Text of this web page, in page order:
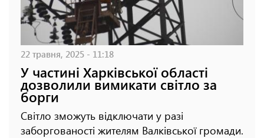
22 травня, 2025 - 11:18
У частині Харківської області
дозволили вимикати світло за
борги
Світло зможуть відключати у разі
заборгованості жителям Валківської громади.